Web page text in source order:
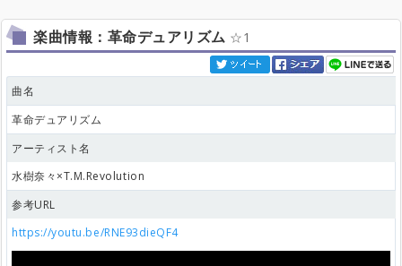
楽曲情報：革命デュアリズム 1
曲名
革命デュアリズム
アーティスト名
水樹奈々×T.M.Revolution
参考URL
https://youtu.be/RNE93dieQF4